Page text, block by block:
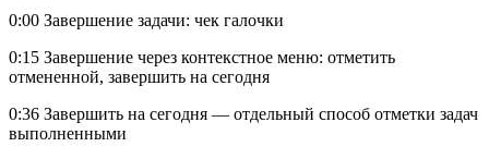
0:00 Завершение задачи: чек галочки
0:15 Завершение через контекстное меню: отметить
отмененной, завершить на сегодня
0:36 Завершить на сегодня — отдельный способ отметки задач
выполненными